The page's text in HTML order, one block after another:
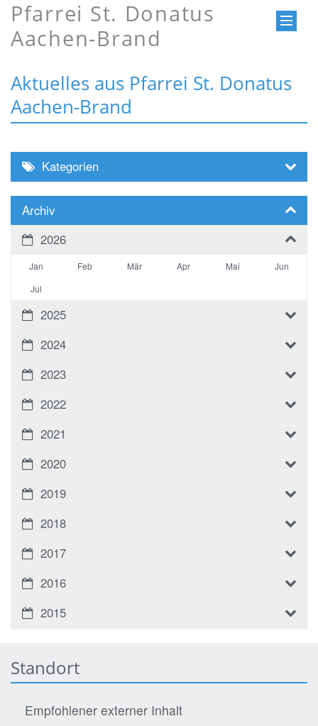
Pfarrei St. Donatus
Aachen-Brand
Aktuelles aus Pfarrei St. Donatus
Aachen-Brand
Kategorien
Archiv
2026
Jan Feb Mär Apr Mai
Jun
Jul
2025
2024
2023
2022
2021
2020
2019
2018
2017
2016
2015
Standort
Empfohlener externer Inhalt